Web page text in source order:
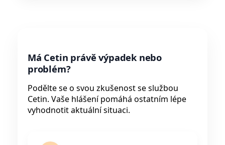
Má Cetin právě výpadek nebo
problém?
Podělte se o svou zkušenost se službou
Cetin. Vaše hlášení pomáhá ostatním lépe
vyhodnotit aktuální situaci.